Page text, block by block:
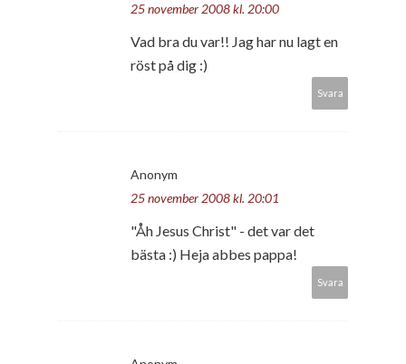
25 november 2008 kl. 20:00
Vad bra du var!! Jag har nu lagt en
röst på dig :)
Svara
Anonym
25 november 2008 kl. 20:01
"Åh Jesus Christ" - det var det
bästa :) Heja abbes pappa!
Svara